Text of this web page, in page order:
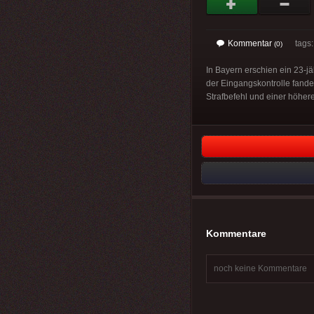
Kommentar (0) tags:
In Bayern erschien ein 23-
der Eingangskontrolle
Strafbefehl und einer
Kommentare
noch keine Kommentare